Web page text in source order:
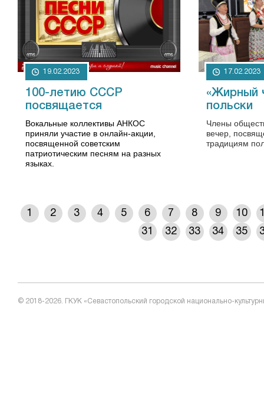
19.02.2023
100-летию СССР
посвящается
Вокальные коллективы АНКОС
приняли участие в онлайн-акции,
посвященной советским
патриотическим песням на разных
языках.
17.02.2023
«Жирный
польски
Члены
вечер,
традициям
1 2 3 4 5 6 7 8 9 10
31
32 33 34 35
© 2018-2026. ГКУК «Севастопольский городской национально-